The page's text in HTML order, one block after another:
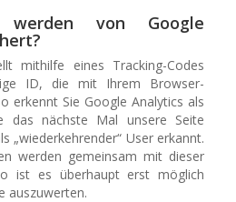
werden von Google
mithilfe eines Tracking-Codes
ID, die mit Ihrem Browser-
erkennt Sie Google Analytics als
das nächste Mal unsere Seite
„wiederkehrender“ User erkannt.
werden gemeinsam mit dieser
ist es überhaupt erst möglich
auszuwerten.